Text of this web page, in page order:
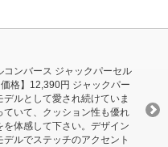
コンバース ジャックパーセル
格】12,390円 ジャックパー
ルとして愛され続けていま
いて、クッション性も優れ
体感して下さい。デザイン
ルでステッチのアクセント